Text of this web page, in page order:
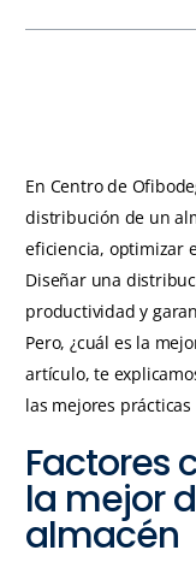
En Centro de
distribución de un
eficiencia, optimizar
Diseñar una
productividad y
Pero, ¿cuál es la
artículo, te
las mejores
Factores
la mejor
almacén